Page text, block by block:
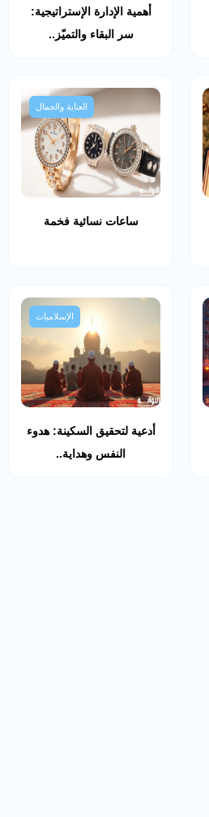
أهمية الإدارة الإستراتيجية:
سر البقاء والتميّز..
العناية والجمال
ساعات نسائية فخمة
الإسلاميات
أدعية لتحقيق السكينة: هدوء
النفس وهداية..